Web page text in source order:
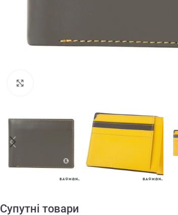
Супутні товари